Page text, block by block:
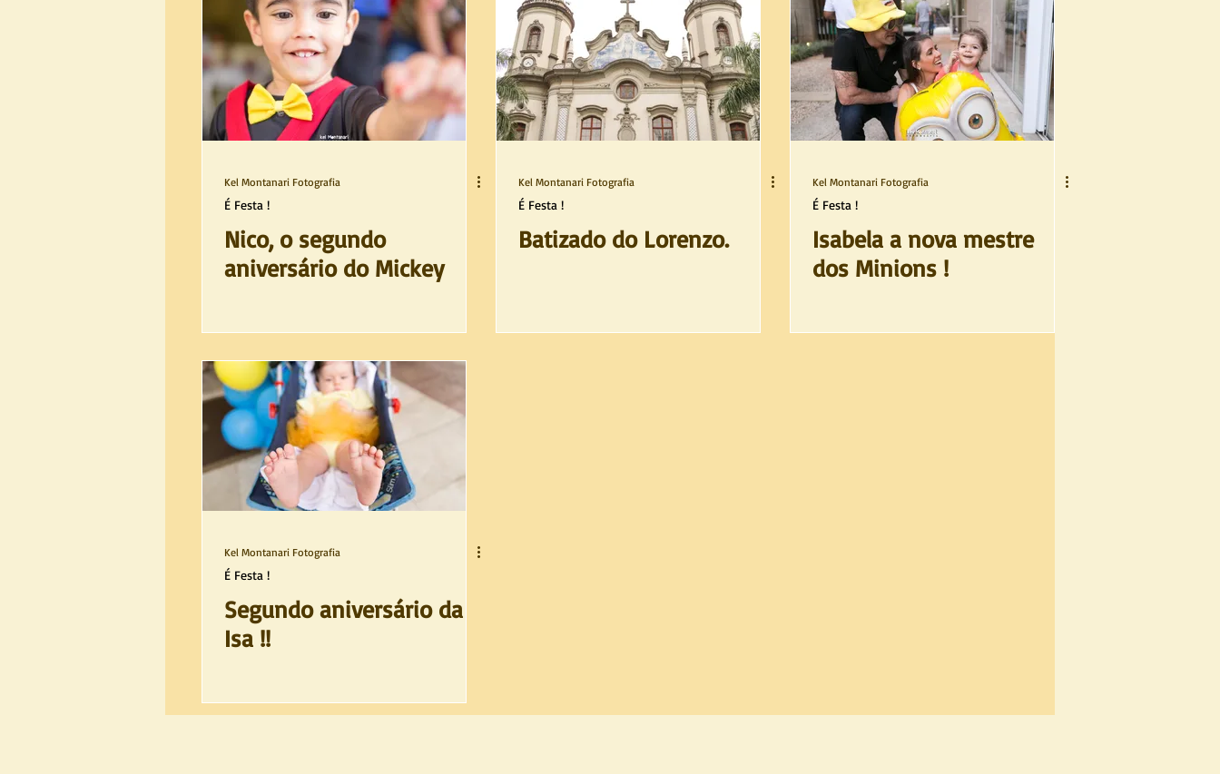
Kel Montanari Fotografia
É Festa !
Nico, o segundo
aniversário do Mickey
Kel Montanari Fotografia
É Festa !
Batizado do Lorenzo.
Kel Montanari Fotografia
É Festa !
Isabela a nova mestre
dos Minions !
Kel Montanari Fotografia
É Festa !
Segundo aniversário da
Isa !!